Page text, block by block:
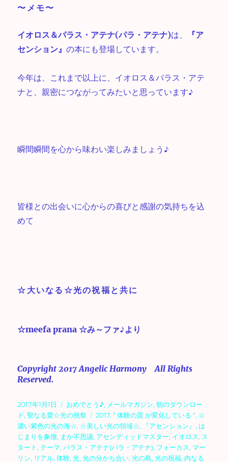
〜メモ〜
イオロス＆パラス・アテナ(パラ・アテナ)は、
『ア
センション』の本にも登場しています。
今年は、これまで以上に、イオロス＆パラス・アテ
ナと、親密につながってみたいと思っています♪
瞬間瞬間を心から味わい楽しみましょう♪
皆様との出会いに心からの喜びと感謝の気持ちを込
めて
☆大いなる☆光の祝福と共に
☆meefa prana ☆み～ファ♪より
Copyright 2017 Angelic Harmony All Rights
Reserved.
投
稿
日:
2017年1月1日
カ
テ
ゴ
リ
ー
おめでとう♪, メールマガジン,朝のダウンロー
ド,聖なる愛☆光の祝祭
タ
グ
2017,” 体験の質 が変化している “, ☆
濃い紫色の光の海☆, ☆美しい光の領域☆, 『アセンション』, は
じまりを象徴, まか不思議, アセンディッドマスター, イオロス, ス
タート, テーマ,パラス・アテナ(パラ・アテナ), フォーカス, マー
リン, リアル,体験,光,光の分かち合い,光の島,光の祝福, 内なる